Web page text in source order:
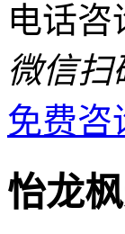
电话咨
微信扫
免费咨
怡龙